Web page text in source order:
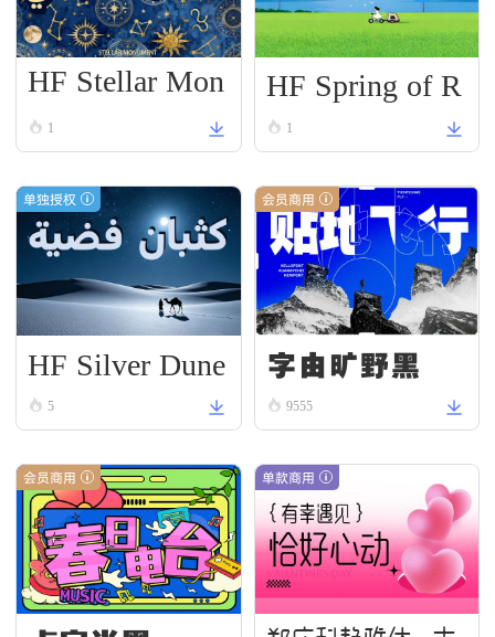
HF Stellar Mon
ument
1
HF Spring of R
enewal
1
单独授权
HF Silver Dune
5
会员商用
字由旷野黑
9555
会员商用 单款商用